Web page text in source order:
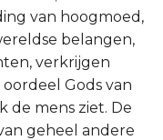
van hoogmoed,
belangen,
verkrijgen
Gods van
de mens ziet. De
geheel andere